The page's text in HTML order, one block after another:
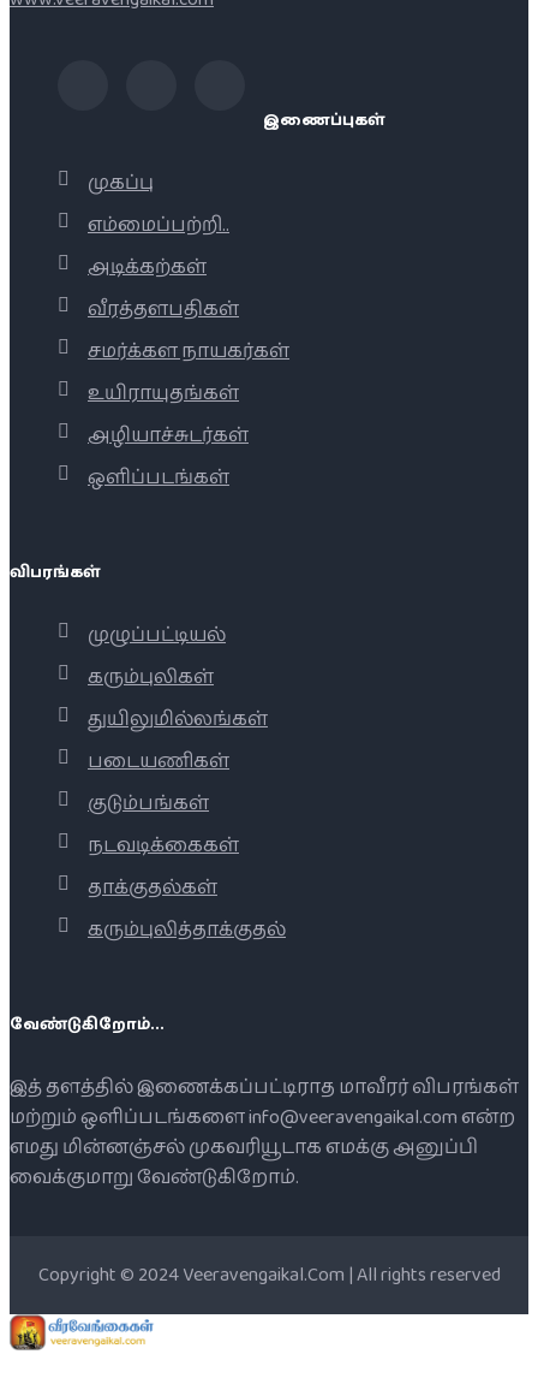
இணைப்புகள்
முகப்பு
எம்மைப்பற்றி..
அடிக்கற்கள்
வீரத்தளபதிகள்
சமர்க்கள நாயகர்கள்
உயிராயுதங்கள்
அழியாச்சுடர்கள்
ஒளிப்படங்கள்
விபரங்கள்
முழுப்பட்டியல்
கரும்புலிகள்
துயிலுமில்லங்கள்
படையணிகள்
குடும்பங்கள்
நடவடிக்கைகள்
தாக்குதல்கள்
கரும்புலித்தாக்குதல்
வேண்டுகிறோம்...
இத் தளத்தில் இணைக்கப்பட்டிராத மாவீரர் விபரங்கள்
மற்றும் ஒளிப்படங்களை info@veeravengaikal.com என்ற
எமது மின்னஞ்சல் முகவரியூடாக எமக்கு அனுப்பி
வைக்குமாறு வேண்டுகிறோம்.
Copyright © 2024 Veeravengaikal.Com | All rights reserved